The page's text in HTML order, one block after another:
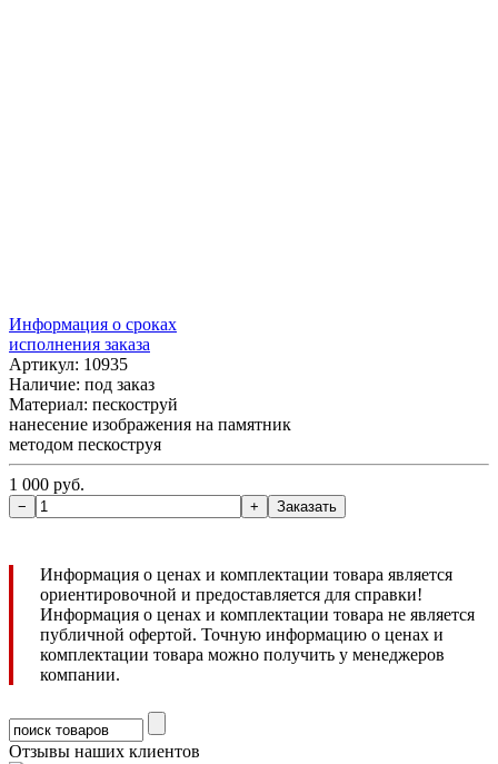
Информация о сроках
исполнения заказа
Артикул: 10935
Наличие: под заказ
Материал: пескоструй
нанесение изображения на памятник
методом пескоструя
1 000 руб.
Информация о ценах и комплектации товара является
ориентировочной и предоставляется для справки!
Информация о ценах и комплектации товара не является
публичной офертой. Точную информацию о ценах и
комплектации товара можно получить у менеджеров
компании.
Отзывы наших клиентов